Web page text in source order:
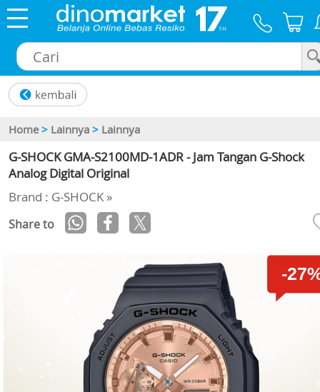
Home > Lainnya > Lainnya
G-SHOCK GMA-S2100MD-1ADR - Jam Tangan G-Shock
Analog Digital Original
Brand : G-SHOCK »
Share to
-